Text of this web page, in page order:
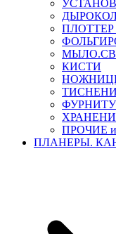
ПЛОТТЕР /
КИСТИ
НОЖНИЦЫ
ПРОЧИЕ
ПЛАНЕРЫ.